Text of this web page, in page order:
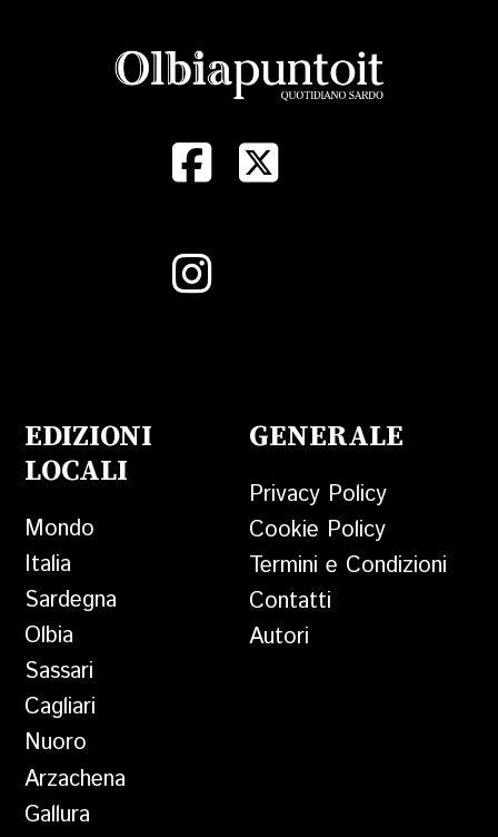
EDIZIONI
LOCALI
Mondo
Italia
Sardegna
Olbia
Sassari
Cagliari
Nuoro
Arzachena
Gallura
GENERALE
Privacy Policy
Cookie Policy
Termini e Condizioni
Contatti
Autori